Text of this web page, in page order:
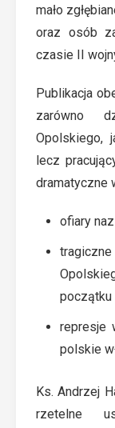
mało
oraz osób
czasie II
Publikacja
zarówno
Opolskiego,
lecz
dramatyczne
ofiary
początku
represje
polskie
Ks. Andrzej
rzetelne